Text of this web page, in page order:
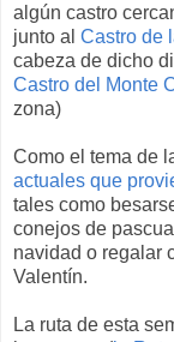
algún castro
junto al Castro de
cabeza de dicho
Castro del Monte
zona)
Como el tema de
actuales que
tales como
conejos de
navidad o regalar
Valentín.
La ruta de esta